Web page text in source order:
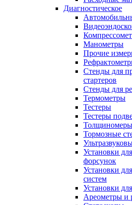
Диагностическое
Манометры
Прочие
Стенды для
стартеров
Стенды для
Термометры
Тестеры
Тестеры
Толщиномеры
Тормозные
Установки
форсунок
Установки
систем
Установки
Ареометры и